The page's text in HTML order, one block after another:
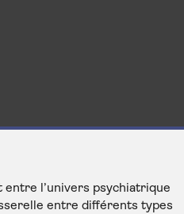
l’univers psychiatrique
entre différents types